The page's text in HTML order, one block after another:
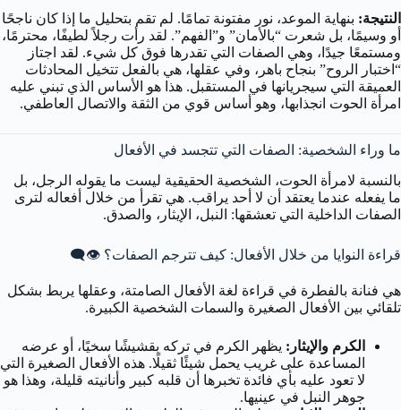
النتيجة: بنهاية الموعد، نور مفتونة تمامًا. لم تقم بتحليل ما إذا كان ناجحًا
أو وسيمًا، بل شعرت “بالأمان” و”الفهم”. لقد رأت رجلاً لطيفًا، محترمًا،
ومستمعًا جيدًا، وهي الصفات التي تقدرها فوق كل شيء. لقد اجتاز
“اختبار الروح” بنجاح باهر، وفي عقلها، هي بالفعل تتخيل المحادثات
العميقة التي سيجريانها في المستقبل. هذا هو الأساس الذي تبني عليه
امرأة الحوت انجذابها، وهو أساس قوي من الثقة والاتصال العاطفي.
ما وراء الشخصية: الصفات التي تتجسد في الأفعال
بالنسبة لامرأة الحوت، الشخصية الحقيقية ليست ما يقوله الرجل، بل
ما يفعله عندما يعتقد أن لا أحد يراقب. هي تقرأ من خلال أفعاله لترى
الصفات الداخلية التي تعشقها: النبل، الإيثار، والصدق.
قراءة النوايا من خلال الأفعال: كيف تترجم الصفات؟ 👁️‍🗨️
هي فنانة بالفطرة في قراءة لغة الأفعال الصامتة، وعقلها يربط بشكل
تلقائي بين الأفعال الصغيرة والسمات الشخصية الكبيرة.
الكرم والإيثار: يظهر الكرم في تركه بقشيشًا سخيًا، أو عرضه
المساعدة على غريب يحمل شيئًا ثقيلًا. هذه الأفعال الصغيرة التي
لا تعود عليه بأي فائدة تخبرها أن قلبه كبير وأنانيته قليلة، وهذا هو
جوهر النبل في عينيها.